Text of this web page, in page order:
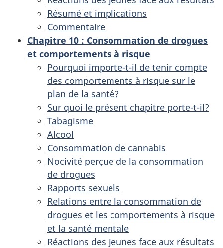
Résumé et implications
Commentaire
Chapitre 10 : Consommation de drogues
et comportements à risque
Pourquoi importe-t-il de tenir compte
des comportements à risque sur le
plan de la santé?
Sur quoi le présent chapitre porte-t-il?
Tabagisme
Alcool
Consommation de cannabis
Nocivité perçue de la consommation
de drogues
Rapports sexuels
Relations entre la consommation de
drogues et les comportements à risque
et la santé mentale
Réactions des jeunes face aux résultats